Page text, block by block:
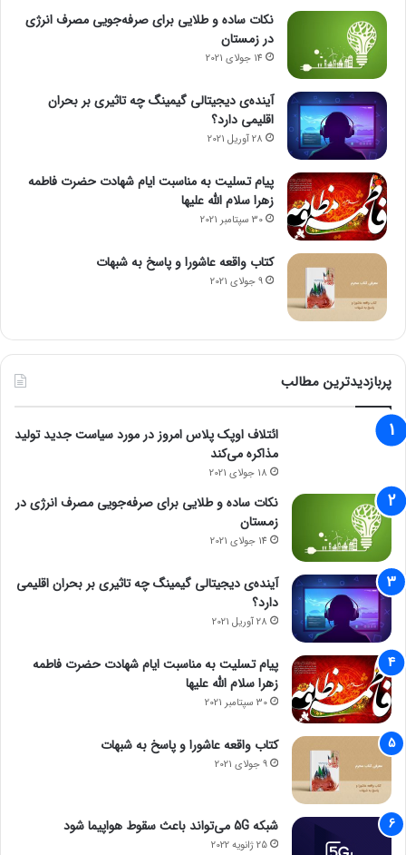
نکات ساده و طلایی برای صرفه‌جویی مصرف انرژی
در زمستان
14 جولای 2021
آینده‌ی دیجیتالی گیمینگ چه تاثیری بر بحران
اقلیمی دارد؟
28 آوریل 2021
پیام تسلیت به مناسبت ایام شهادت حضرت فاطمه
زهرا سلام الله علیها
30 سپتامبر 2021
کتاب واقعه عاشورا و پاسخ به شبهات
9 جولای 2021
پربازدیدترین مطالب
ائتلاف اوپک پلاس امروز در مورد سیاست جدید تولید
مذاکره می‌کند
18 جولای 2021
نکات ساده و طلایی برای صرفه‌جویی مصرف انرژی در
زمستان
14 جولای 2021
آینده‌ی دیجیتالی گیمینگ چه تاثیری بر بحران اقلیمی
دارد؟
28 آوریل 2021
پیام تسلیت به مناسبت ایام شهادت حضرت فاطمه
زهرا سلام الله علیها
30 سپتامبر 2021
کتاب واقعه عاشورا و پاسخ به شبهات
9 جولای 2021
شبکه 5G می‌تواند باعث سقوط هواپیما شود
25 ژانویه 2022